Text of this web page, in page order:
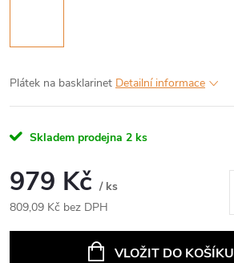
Plátek na basklarinet Detailní informace
Skladem prodejna 2 ks
979 Kč / ks
809,09 Kč bez DPH
VLOŽIT DO KOŠÍKU